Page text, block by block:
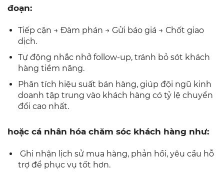
đoạn:
Tiếp cận → Đàm phán → Gửi báo giá → Chốt giao
dịch.
Tự động nhắc nhở follow-up, tránh bỏ sót khách
hàng tiềm năng.
Phân tích hiệu suất bán hàng, giúp đội ngũ kinh
doanh tập trung vào khách hàng có tỷ lệ chuyển
đổi cao nhất.
hoặc cá nhân hóa chăm sóc khách hàng như:
Ghi nhận lịch sử mua hàng, phản hồi, yêu cầu hỗ
trợ để phục vụ tốt hơn.